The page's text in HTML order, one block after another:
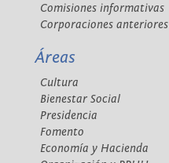
Comisiones informativas
Corporaciones anteriores
Áreas
Cultura
Bienestar Social
Presidencia
Fomento
Economía y Hacienda